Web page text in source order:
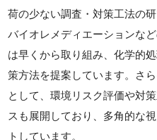
荷の少ない調査・対策工法の
バイオレメディエーションな
は早くから取り組み、化学的
策方法を提案しています。さ
として、環境リスク評価や対
スも展開しており、多角的な
トしています。